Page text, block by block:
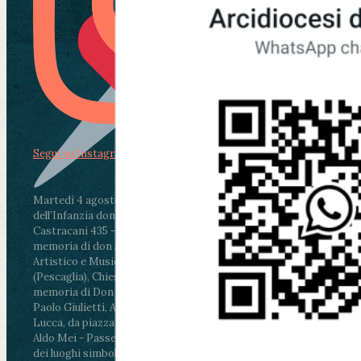
Martedì 4 agosto2026
ore 11:30 - Lucca, Scuola
dell’Infanzia don Aldo Mei - Viale Castruccio
Castracani 435 - Inaugurazione murales in
memoria di don Aldo Mei curato dal Liceo
Artistico e Musicale “Passaglia”
ore 18 - Fiano
(Pescaglia), Chiesa parrocchiale - Messa in
memoria di Don Aldo Mei celebrata da mons.
Paolo Giulietti, Arcivescovo di Lucca
ore 20.30 -
Lucca, da piazza San Michele al Cippo di don
Aldo Mei - Passeggiata della Memoria in alcuni
dei luoghi simbolo della città. Ritrovo alle ore
Segui su Instagram